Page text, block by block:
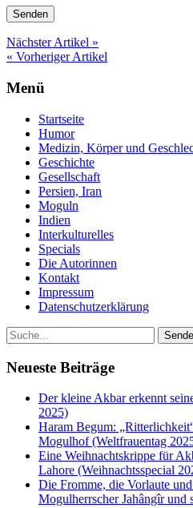
Nächster Artikel »
« Vorheriger Artikel
Menü
Startseite
Humor
Medizin, Körper und
Geschichte
Gesellschaft
Persien, Iran
Moguln
Indien
Interkulturelles
Specials
Die Autorinnen
Kontakt
Impressum
Datenschutzerklärung
Neueste Beiträge
Der kleine Akbar erkennt
2025)
Haram Begum:
Mogulhof (Weltfrauentag
Eine Weihnachtskrippe für
Lahore (Weihnachtsspecial
Die Fromme, die Vorlaute
Mogulherrscher Jahângîr und